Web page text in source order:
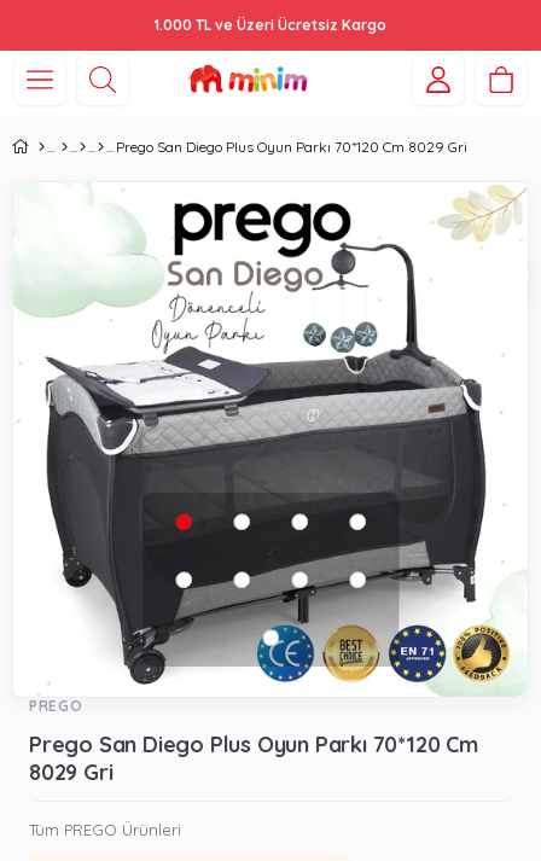
1.000 TL ve Üzeri Ücretsiz Kargo
Prego San Diego Plus Oyun Parkı 70*120 Cm 8029 Gri
PREGO
Prego San Diego Plus Oyun Parkı 70*120 Cm
8029 Gri
Tüm PREGO Ürünleri